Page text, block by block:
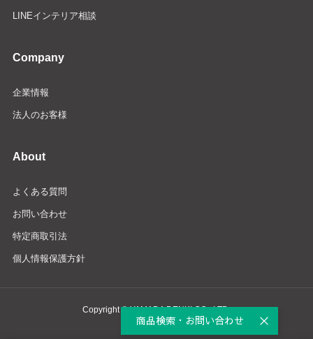
LINEインテリア相談
Company
企業情報
法人のお客様
About
よくある質問
お問い合わせ
特定商取引法
個人情報保護方針
Copyright © YAMADA DENKI CO., LTD.
商品検索・お問い合わせ